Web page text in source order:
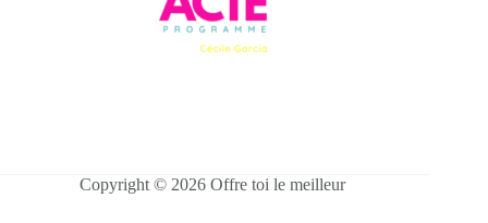
Copyright © 2026 Offre toi le meilleur